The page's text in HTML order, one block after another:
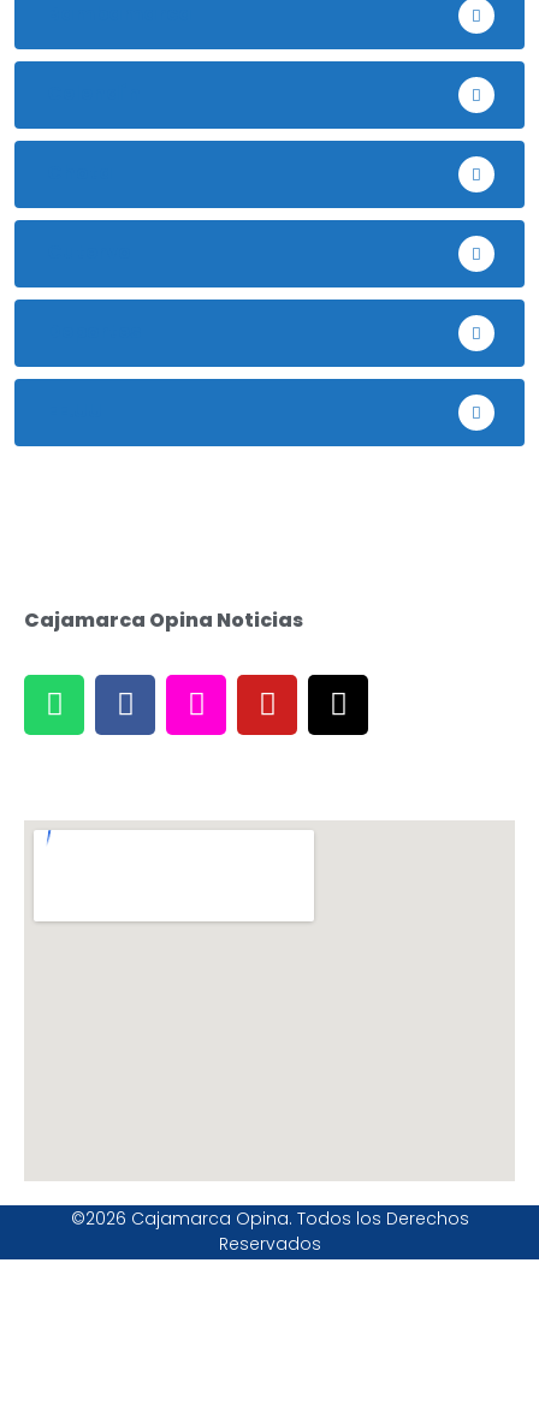
Cajamarca Opina Noticias
©2026 Cajamarca Opina. Todos los Derechos
Reservados